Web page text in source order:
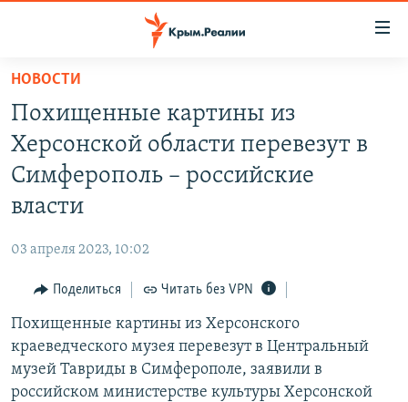
Вернуться
основному
содержанию
Вернутся
главной
Вернутся
поиску
СПЕЦПРОЕКТЫ
ГРУЗ 200
ВОДА
ИНТЕРАКТИВ
ИНФОГРАФИКА
ТЕЛЕПРОЕКТ КРЫМ.РЕАЛИИ
СОВЕТЫ ПРАВОЗАЩИТНИКОВ
ПРОПАВШИЕ БЕЗ ВЕСТИ
РАДІО СВОБОДА
КАК ОБОЙТИ БЛОКИРОВКУ
Українською
Qırımtatar
НОВОСТИ
Похищенные картины из
Херсонской области перевезут в
Симферополь – российские
власти
03 апреля 2023, 10:02
Поделиться Читать без VPN
Похищенные картины из Херсонского
краеведческого музея перевезут в Центральный
музей Тавриды в Симферополе, заявили в
российском министерстве культуры Херсонской